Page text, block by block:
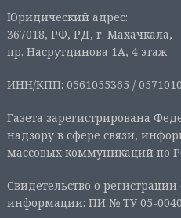
Юридический адрес:
367018, РФ, РД, г. Махачкала,
пр. Насрутдинова 1А, 4 этаж
ИНН/КПП: 0561055365 /
Газета зарегистрирована
надзору в сфере связи,
массовых коммуникаций по
Свидетельство о
информации: ПИ № ТУ 05-